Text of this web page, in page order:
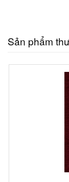
Sản phẩm